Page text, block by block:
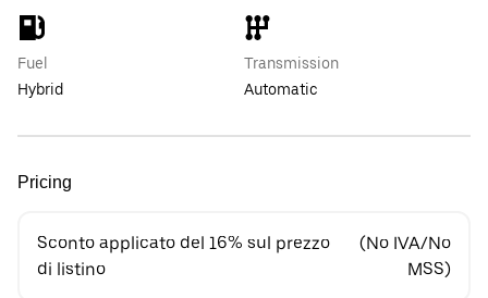
Fuel
Hybrid
Transmission
Automatic
Pricing
Sconto applicato del 16% sul prezzo
di listino
(No IVA/No
MSS)